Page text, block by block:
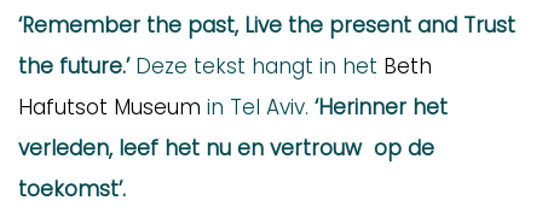
‘Remember the past, Live the present and Trust
the future.’Deze tekst hangt in het Beth
Hafutsot Museum in Tel Aviv. ‘Herinner het
verleden, leef het nu en vertrouw op de
toekomst’.